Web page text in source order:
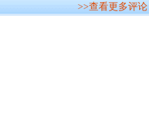
>>查看更多评论